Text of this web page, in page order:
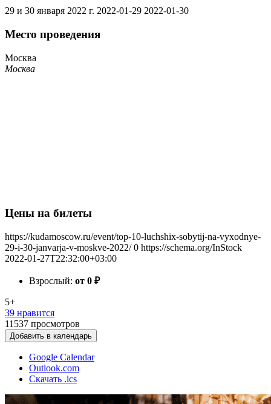
29 и 30 января 2022 г. 2022-01-29 2022-01-30
Место проведения
Москва
Москва
Цены на билеты
https://kudamoscow.ru/event/top-10-luchshix-sobytij-na-vyxodnye-
29-i-30-janvarja-v-moskve-2022/ 0 https://schema.org/InStock
2022-01-27T22:32:00+03:00
Взрослый: от 0 ₽
5+
39 нравится
11537 просмотров
Добавить в календарь
Google Calendar
Outlook.com
Скачать .ics